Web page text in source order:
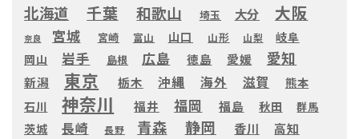
北海道 千葉 和歌山 埼玉 大分 大阪
奈良 宮城 宮崎 富山 山口 山形 山梨
岐阜
岡山
岩手 島根 広島 徳島 愛媛 愛知
新潟 東京 栃木 沖縄 海外 滋賀
熊本
石川
神奈川 福井 福岡 福島 秋田 群馬
茨城 長崎 長野 青森 静岡 香川 高知